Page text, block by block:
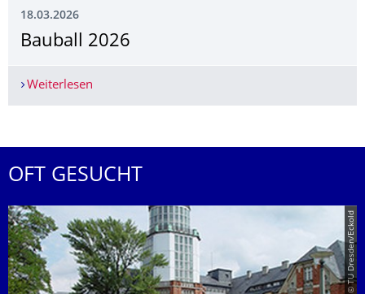
18.03.2026
Bauball 2026
Weiterlesen
OFT GESUCHT
© TU Dresden/Eckold